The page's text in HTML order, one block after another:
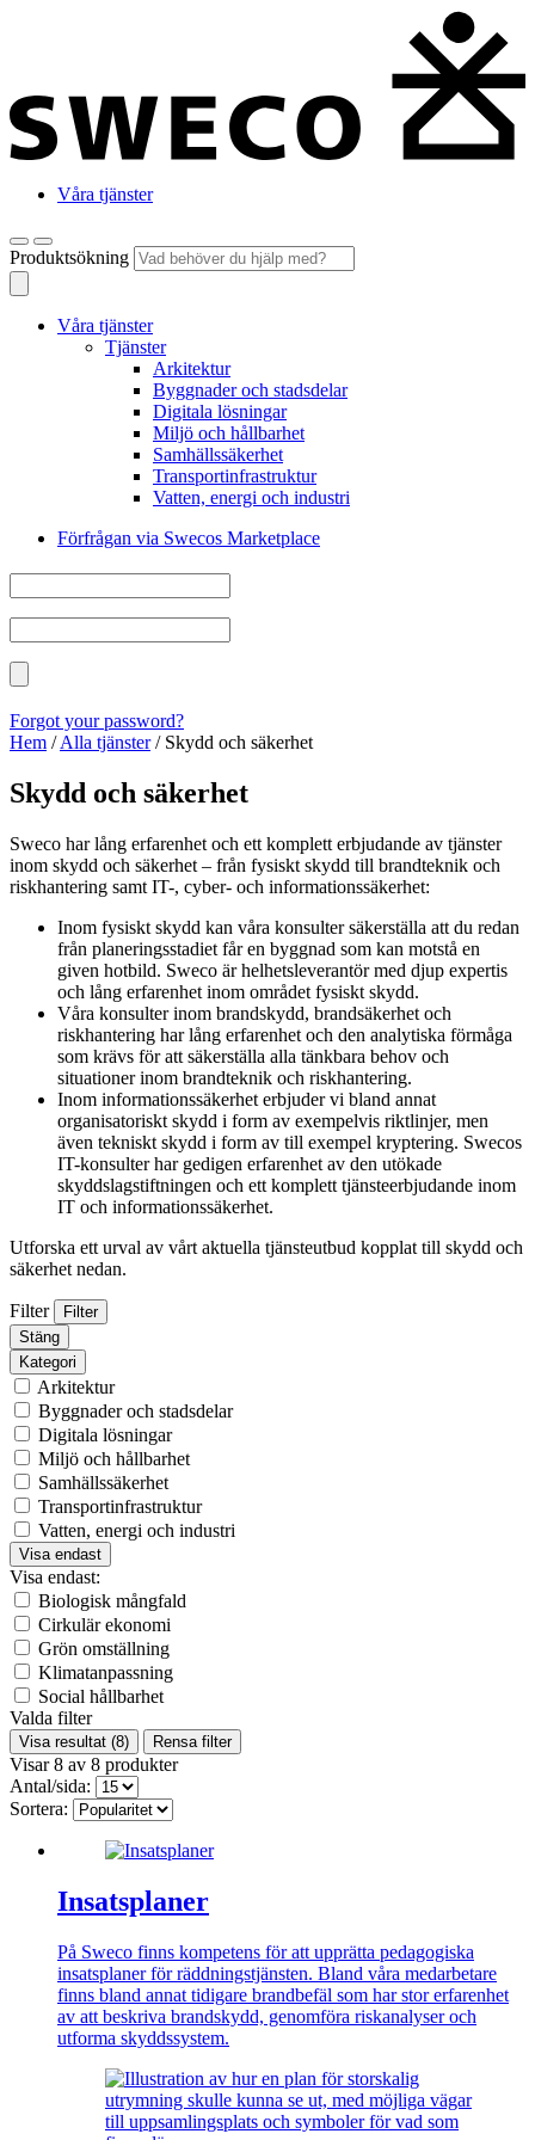
Våra tjänster
Produktsökning
Våra tjänster
Tjänster
Arkitektur
Byggnader och stadsdelar
Digitala lösningar
Miljö och hållbarhet
Samhällssäkerhet
Transportinfrastruktur
Vatten, energi och industri
Förfrågan via Swecos Marketplace
Forgot your password?
Hem /Alla tjänster/ Skydd och säkerhet
Skydd och säkerhet
Sweco har lång erfarenhet och ett komplett erbjudande av tjänster
inom skydd och säkerhet – från fysiskt skydd till brandteknik och
riskhantering samt IT-, cyber- och informationssäkerhet:
Inom fysiskt skydd kan våra konsulter säkerställa att du redan
från planeringsstadiet får en byggnad som kan motstå en
given hotbild. Sweco är helhetsleverantör med djup expertis
och lång erfarenhet inom området fysiskt skydd.
Våra konsulter inom brandskydd, brandsäkerhet och
riskhantering har lång erfarenhet och den analytiska förmåga
som krävs för att säkerställa alla tänkbara behov och
situationer inom brandteknik och riskhantering.
Inom informationssäkerhet erbjuder vi bland annat
organisatoriskt skydd i form av exempelvis riktlinjer, men
även tekniskt skydd i form av till exempel kryptering. Swecos
IT-konsulter har gedigen erfarenhet av den utökade
skyddslagstiftningen och ett komplett tjänsteerbjudande inom
IT och informationssäkerhet.
Utforska ett urval av vårt aktuella tjänsteutbud kopplat till skydd och
säkerhet nedan.
Filter
Filter
Stäng
Kategori
Arkitektur
Byggnader och stadsdelar
Digitala lösningar
Miljö och hållbarhet
Samhällssäkerhet
Transportinfrastruktur
Vatten, energi och industri
Visa endast
Visa endast:
Biologisk mångfald
Cirkulär ekonomi
Grön omställning
Klimatanpassning
Social hållbarhet
Valda filter
Visa resultat (8) Rensa filter
Visar8 av 8 produkter
Antal/sida:
Sortera:
Insatsplaner
På Sweco finns kompetens för att upprätta pedagogiska
insatsplaner för räddningstjänsten. Bland våra medarbetare
finns bland annat tidigare brandbefäl som har stor erfarenhet
av att beskriva brandskydd, genomföra riskanalyser och
utforma skyddssystem.